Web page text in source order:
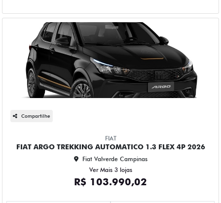
Compartilhe
FIAT
FIAT ARGO TREKKING AUTOMATICO 1.3 FLEX 4P 2026
Fiat Valverde Campinas
Ver Mais 3 lojas
R$ 103.990,02